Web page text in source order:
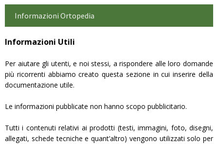
Informazioni Ortopedia
Informazioni Utili
Per aiutare gli utenti, e noi stessi, a rispondere alle loro domande
più ricorrenti abbiamo creato questa sezione in cui inserire della
documentazione utile.
Le informazioni pubblicate non hanno scopo pubblicitario.
Tutti i contenuti relativi ai prodotti (testi, immagini, foto, disegni,
allegati, schede tecniche e quant’altro) vengono utilizzati solo per